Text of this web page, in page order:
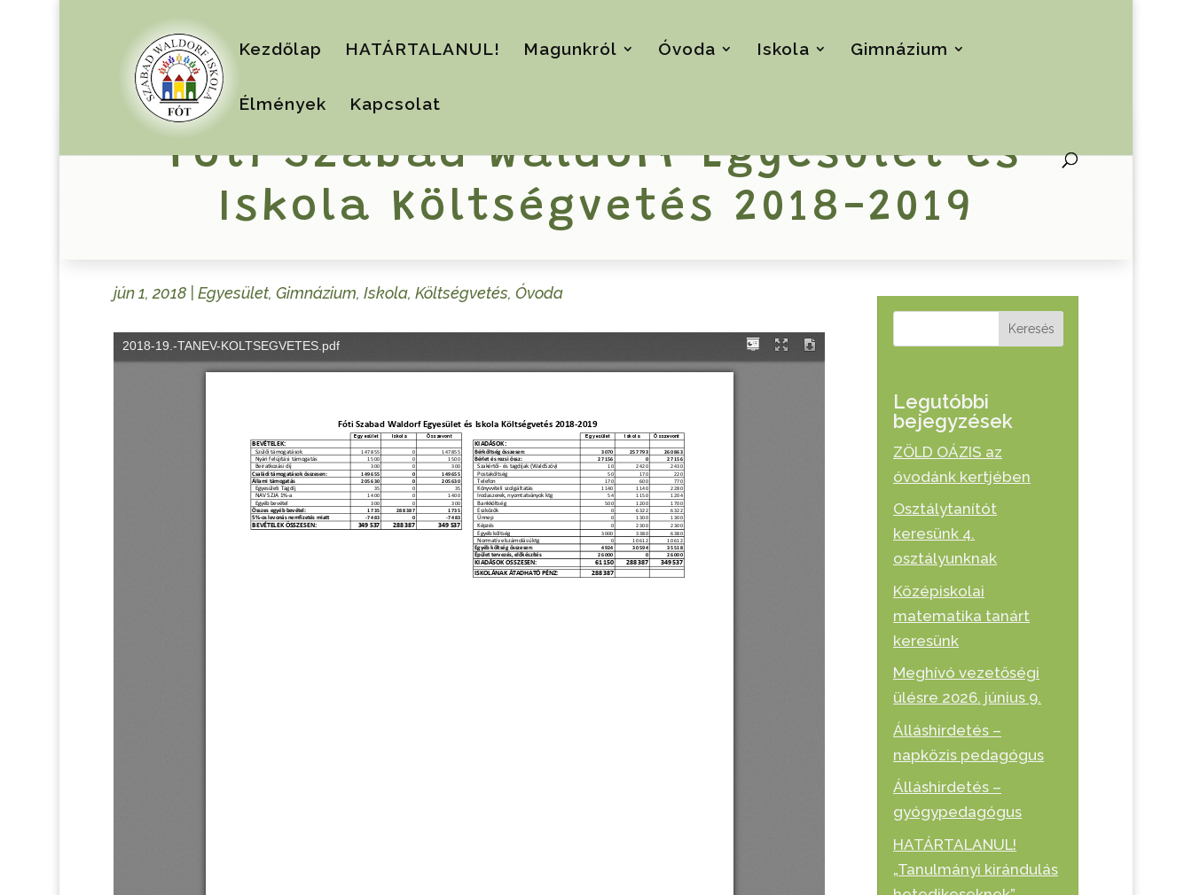
Kezdőlap HATÁRTALANUL! Magunkról Óvoda Iskola Gimnázium
Élmények Kapcsolat
Fóti Szabad Waldorf Egyesület és
Iskola Költségvetés 2018-2019
jún 1, 2018| Egyesület, Gimnázium, Iskola, Költségvetés, Óvoda
Keresés
Legutóbbi
bejegyzések
ZÖLD OÁZIS az
óvodánk kertjében
Osztálytanítót
keresünk 4.
osztályunknak
Középiskolai
matematika tanárt
keresünk
Meghívó vezetőségi
ülésre 2026. június 9.
Álláshirdetés –
napközis pedagógus
Álláshirdetés –
gyógypedagógus
HATÁRTALANUL!
„Tanulmányi kirándulás